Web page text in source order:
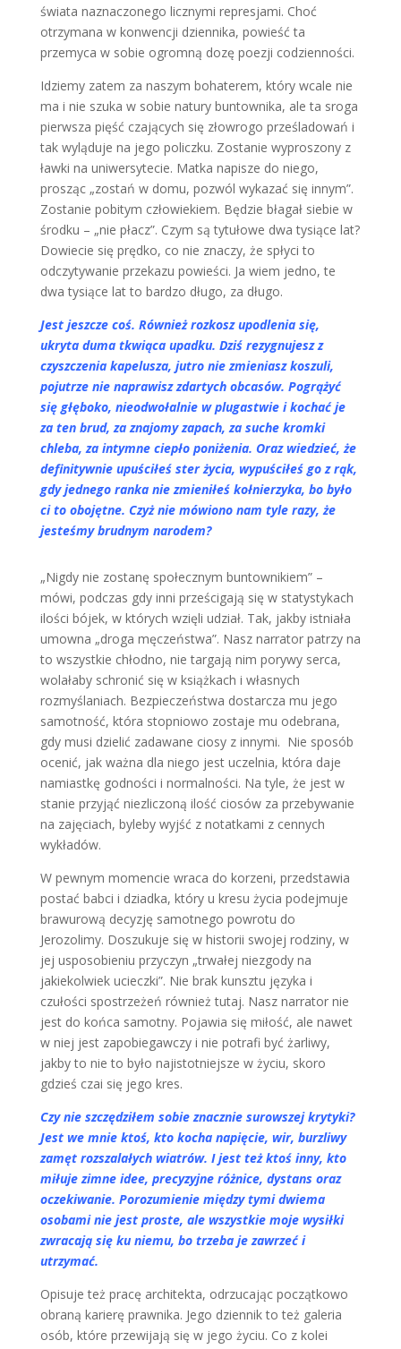
świata naznaczonego licznymi represjami. Choć
otrzymana w konwencji dziennika, powieść ta
przemyca w sobie ogromną dozę poezji codzienności.
Idziemy zatem za naszym bohaterem, który wcale nie
ma i nie szuka w sobie natury buntownika, ale ta sroga
pierwsza pięść czających się złowrogo prześladowań i
tak wyląduje na jego policzku. Zostanie wyproszony z
ławki na uniwersytecie. Matka napisze do niego,
prosząc „zostań w domu, pozwól wykazać się innym”.
Zostanie pobitym człowiekiem. Będzie błagał siebie w
środku – „nie płacz”. Czym są tytułowe dwa tysiące lat?
Dowiecie się prędko, co nie znaczy, że spłyci to
odczytywanie przekazu powieści. Ja wiem jedno, te
dwa tysiące lat to bardzo długo, za długo.
Jest jeszcze coś. Również rozkosz upodlenia się,
ukryta duma tkwiąca upadku. Dziś rezygnujesz z
czyszczenia kapelusza, jutro nie zmieniasz koszuli,
pojutrze nie naprawisz zdartych obcasów. Pogrążyć
się głęboko, nieodwołalnie w plugastwie i kochać je
za ten brud, za znajomy zapach, za suche kromki
chleba, za intymne ciepło poniżenia. Oraz wiedzieć, że
definitywnie upuściłeś ster życia, wypuściłeś go z rąk,
gdy jednego ranka nie zmieniłeś kołnierzyka, bo było
ci to obojętne. Czyż nie mówiono nam tyle razy, że
jesteśmy brudnym narodem?
„Nigdy nie zostanę społecznym buntownikiem” –
mówi, podczas gdy inni prześcigają się w statystykach
ilości bójek, w których wzięli udział. Tak, jakby istniała
umowna „droga męczeństwa”. Nasz narrator patrzy na
to wszystkie chłodno, nie targają nim porywy serca,
wolałaby schronić się w książkach i własnych
rozmyślaniach. Bezpieczeństwa dostarcza mu jego
samotność, która stopniowo zostaje mu odebrana,
gdy musi dzielić zadawane ciosy z innymi. Nie sposób
ocenić, jak ważna dla niego jest uczelnia, która daje
namiastkę godności i normalności. Na tyle, że jest w
stanie przyjąć niezliczoną ilość ciosów za przebywanie
na zajęciach, byleby wyjść z notatkami z cennych
wykładów.
W pewnym momencie wraca do korzeni, przedstawia
postać babci i dziadka, który u kresu życia podejmuje
brawurową decyzję samotnego powrotu do
Jerozolimy. Doszukuje się w historii swojej rodziny, w
jej usposobieniu przyczyn „trwałej niezgody na
jakiekolwiek ucieczki”. Nie brak kunsztu języka i
czułości spostrzeżeń również tutaj. Nasz narrator nie
jest do końca samotny. Pojawia się miłość, ale nawet
w niej jest zapobiegawczy i nie potrafi być żarliwy,
jakby to nie to było najistotniejsze w życiu, skoro
gdzieś czai się jego kres.
Czy nie szczędziłem sobie znacznie surowszej krytyki?
Jest we mnie ktoś, kto kocha napięcie, wir, burzliwy
zamęt rozszalałych wiatrów. I jest też ktoś inny, kto
miłuje zimne idee, precyzyjne różnice, dystans oraz
oczekiwanie. Porozumienie między tymi dwiema
osobami nie jest proste, ale wszystkie moje wysiłki
zwracają się ku niemu, bo trzeba je zawrzeć i
utrzymać.
Opisuje też pracę architekta, odrzucając początkowo
obraną karierę prawnika. Jego dziennik to też galeria
osób, które przewijają się w jego życiu. Co z kolei